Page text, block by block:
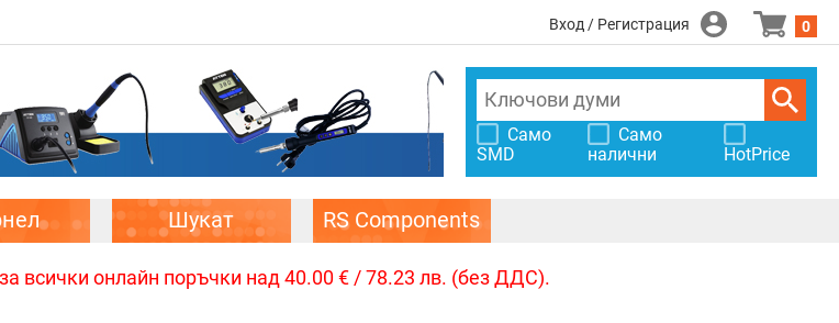
Вход / Регистрация 0
Само
SMD
Само
налични
HotPrice
Шукат RS Components
всички онлайн поръчки над 40.00 € / 78.23 лв. (без ДДС).